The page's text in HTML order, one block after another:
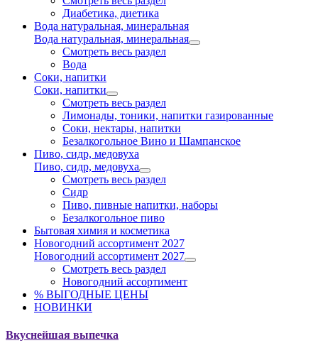
Диабетика, диетика
Вода натуральная, минеральная
Вода натуральная, минеральная
Смотреть весь раздел
Вода
Соки, напитки
Соки, напитки
Смотреть весь раздел
Лимонады, тоники, напитки газированные
Соки, нектары, напитки
Безалкогольное Вино и Шампанское
Пиво, сидр, медовуха
Пиво, сидр, медовуха
Смотреть весь раздел
Сидр
Пиво, пивные напитки, наборы
Безалкогольное пиво
Бытовая химия и косметика
Новогодний ассортимент 2027
Новогодний ассортимент 2027
Смотреть весь раздел
Новогодний ассортимент
% ВЫГОДНЫЕ ЦЕНЫ
НОВИНКИ
Вкуснейшая выпечка